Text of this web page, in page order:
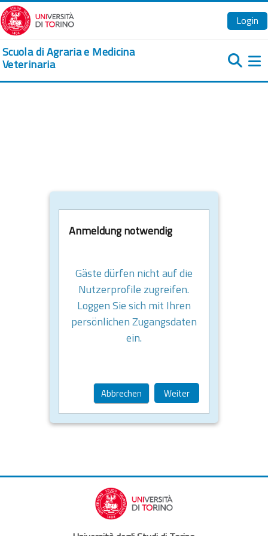
Zum Hauptinhalt
Login
Scuola di Agraria e Medicina
Veterinaria
Anmeldung notwendig
Gäste dürfen nicht auf die
Nutzerprofile zugreifen.
Loggen Sie sich mit Ihren
persönlichen Zugangsdaten
ein.
Abbrechen Weiter